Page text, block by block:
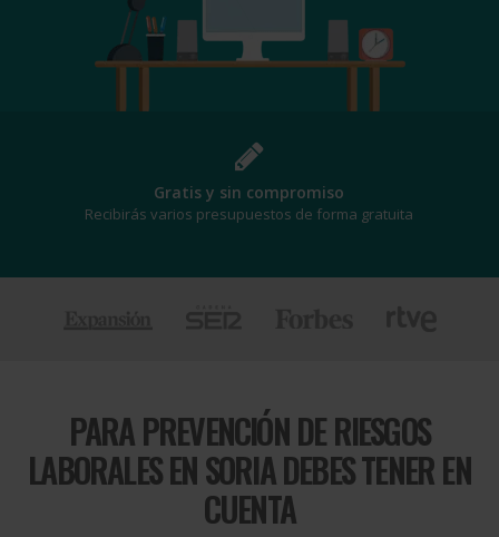
¡Al mejor precio!
Te beneficiarás de los mejores descuentos
PARAPREVENCIÓN DE RIESGOS
LABORALES EN SORIA DEBES TENER EN
CUENTA